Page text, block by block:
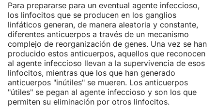
Para prepararse para un eventual agente infeccioso,
los linfocitos que se producen en los ganglios
linfáticos generan, de manera aleatoria y constante,
diferentes anticuerpos a través de un mecanismo
complejo de reorganización de genes. Una vez se han
producido estos anticuerpos, aquellos que reconocen
al agente infeccioso llevan a la supervivencia de esos
linfocitos, mientras que los que han generado
anticuerpos "inútiles" se mueren. Los anticuerpos
"útiles" se pegan al agente infeccioso y son los que
permiten su eliminación por otros linfocitos.